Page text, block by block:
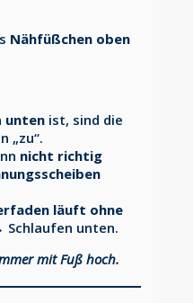
Nähfüßchen oben
unten ist, sind die
„zu“.
nicht richtig
läuft ohne
Schlaufen unten.
mit Fuß hoch.